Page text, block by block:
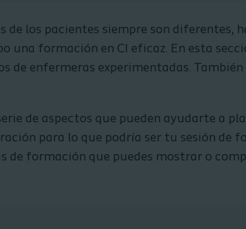
de los pacientes siempre son diferentes,
una formación en CI eficaz. En esta
de enfermeras experimentadas.
de aspectos que pueden ayudarte a
para lo que podría ser tu sesión de
de formación que puedes mostrar o